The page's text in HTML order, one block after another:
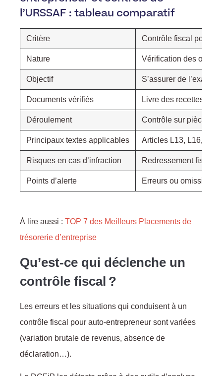
l’URSSAF : tableau comparatif
Critère Contrôle fiscal pour
Nature Vérification des
Objectif S’assurer de
Documents vérifiés Livre des recettes,
Déroulement Contrôle sur pièces
Principaux textes applicables Articles L13, L16, L47
Risques en cas d’infraction Redressement fiscal,
Points d’alerte Erreurs ou omissions
À lire aussi : TOP 7 des Meilleurs Placements de
trésorerie d’entreprise
Qu’est-ce qui déclenche un
contrôle fiscal ?
Les erreurs et les situations qui conduisent à un
contrôle fiscal pour auto-entrepreneur sont variées
(variation brutale de revenus, absence de
déclaration…).